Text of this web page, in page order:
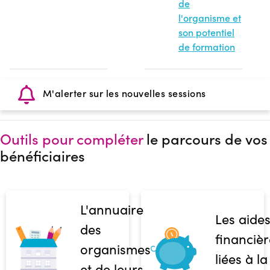
de
l'organisme et
son potentiel
de formation
M'alerter sur les nouvelles sessions
Outils pour compléterle parcours de vos
bénéficiaires
L'annuaire
des
organismes
Les aides
liées à la